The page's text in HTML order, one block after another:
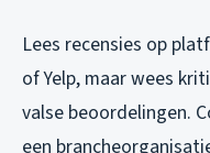
Lees recensies op
of Yelp, maar wees
valse beoordelingen.
een